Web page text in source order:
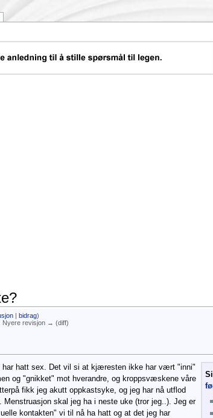
|bidrag)
Nyere revisjon → (diff)
har hatt sex. Det vil si at kjæresten ikke har vært "inni"
og "gnikket" mot hverandre, og kroppsvæskene våre
fikk jeg akutt oppkastsyke, og jeg har nå utflod
skal jeg ha i neste uke (tror jeg..). Jeg er
kontakten" vi til nå ha hatt og at det jeg har